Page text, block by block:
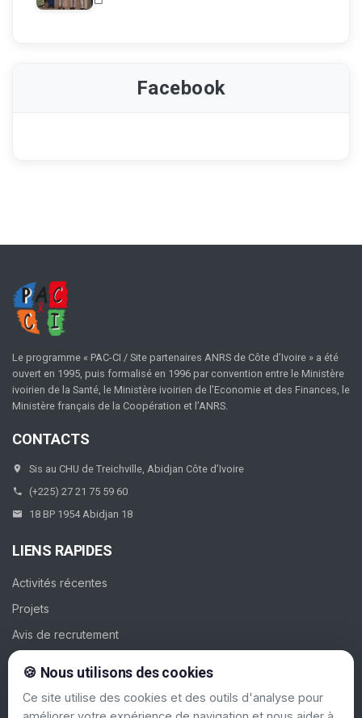
Facebook
Le programme « PAC-CI / Site partenaires ANRS de Côte d’Ivoire » a été
ouvert en 1995, puis formalisé en 1996 par convention entre le Ministère
ivoirien de la Santé, le Ministère ivoirien de l’Economie et des Finances, le
Ministère français de la Coopération et l’ANRS.
CONTACTS
Sis au CHU de Treichville, Abidjan Côte d’Ivoire
(+225) 27 21 75 59 60
18 BP 1954 Abidjan 18
LIENS RAPIDES
Activités récentes
Projets
Avis de recrutement
🍪 Nous utilisons des cookies
Ce site utilise des cookies et des outils d'analyse pour